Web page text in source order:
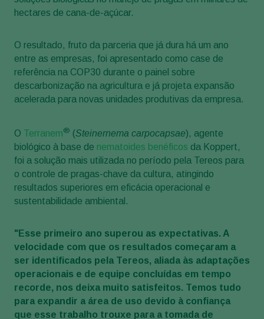
hectares de cana-de-açúcar.
O resultado, fruto da parceria que já dura há um ano
entre as empresas, foi apresentado como case de
referência na COP30 durante o painel sobre
descarbonização na agricultura e já projeta expansão
acelerada para novas unidades produtivas da empresa.
O Terranem® (Steinernema carpocapsae), agente
biológico à base de nematoides benéficos da Koppert,
foi a solução mais utilizada no período pela Tereos para
o controle de pragas-chave da cultura, atingindo
resultados superiores em eficácia operacional e
sustentabilidade ambiental.
"Esse primeiro ano superou as expectativas. A
velocidade com que os resultados começaram a
ser identificados pela Tereos, aliada às adaptações
operacionais e de equipe concluídas em tempo
recorde, nos deixa muito satisfeitos. Temos tudo
para expandir a área de uso devido à confiança
que esse trabalho trouxe para a tomada de